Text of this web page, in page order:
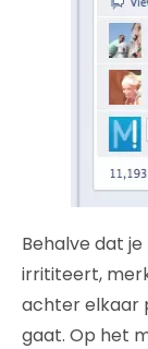
Behalve dat
irrititeert,
achter elkaar
gaat. Op het